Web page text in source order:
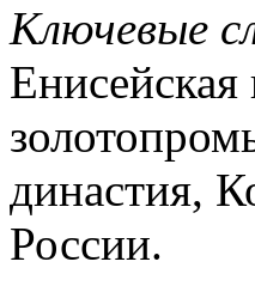
Ключевые
династия,
России.